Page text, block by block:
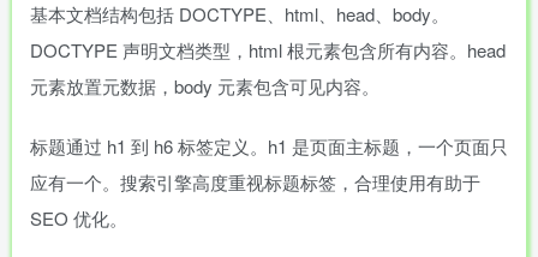
基本文档结构包括 DOCTYPE、html、head、body。
DOCTYPE 声明文档类型，html 根元素包含所有内容。head
元素放置元数据，body 元素包含可见内容。
标题通过 h1 到 h6 标签定义。h1 是页面主标题，一个页面只
应有一个。搜索引擎高度重视标题标签，合理使用有助于
SEO 优化。